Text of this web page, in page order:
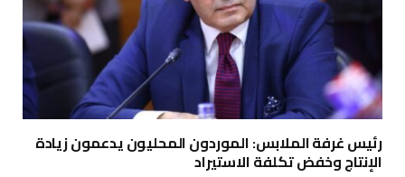
رئيس غرفة الملابس: الموردون المحليون يدعمون زيادة
الإنتاج وخفض تكلفة الاستيراد